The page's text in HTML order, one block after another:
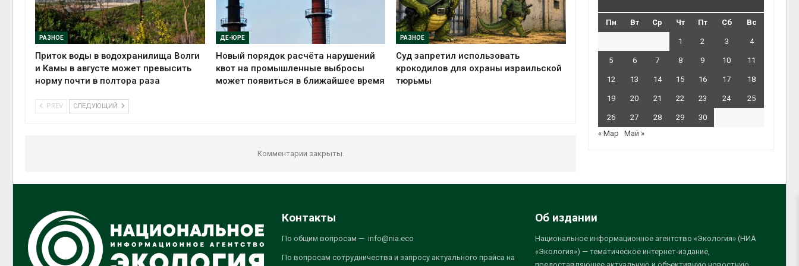
РАЗНОЕ
Приток воды в водохранилища Волги
и Камы в августе может превысить
норму почти в полтора раза
ДЕ-ЮРЕ
Новый порядок расчёта нарушений
квот на промышленные выбросы
может появиться в ближайшее время
РАЗНОЕ
Суд запретил использовать
крокодилов для охраны израильской
тюрьмы
PREV СЛЕДУЮЩИЙ
Комментарии закрыты.
Пн Вт Ср Чт Пт Сб Вс
1 2 3 4
5 6 7 8 9 10 11
12 13 14 15 16 17 18
19 20 21 22 23 24 25
26 27 28 29
30
« Мар
Май »
Контакты
По общим вопросам — info@nia.eco
По вопросам сотрудничества и запросу актуального прайса на
Об издании
Национальное информационное агентство «Экология» (НИА
«Экология») — тематическое интернет-издание,